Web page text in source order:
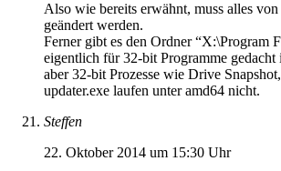
Also wie bereits erwähnt, muss alles
geändert werden.
Ferner gibt es den Ordner “X:\Program
eigentlich für 32-bit Programme gedacht
aber 32-bit Prozesse wie Drive
updater.exe laufen unter amd64 nicht.
Steffen
22. Oktober 2014 um 15:30 Uhr